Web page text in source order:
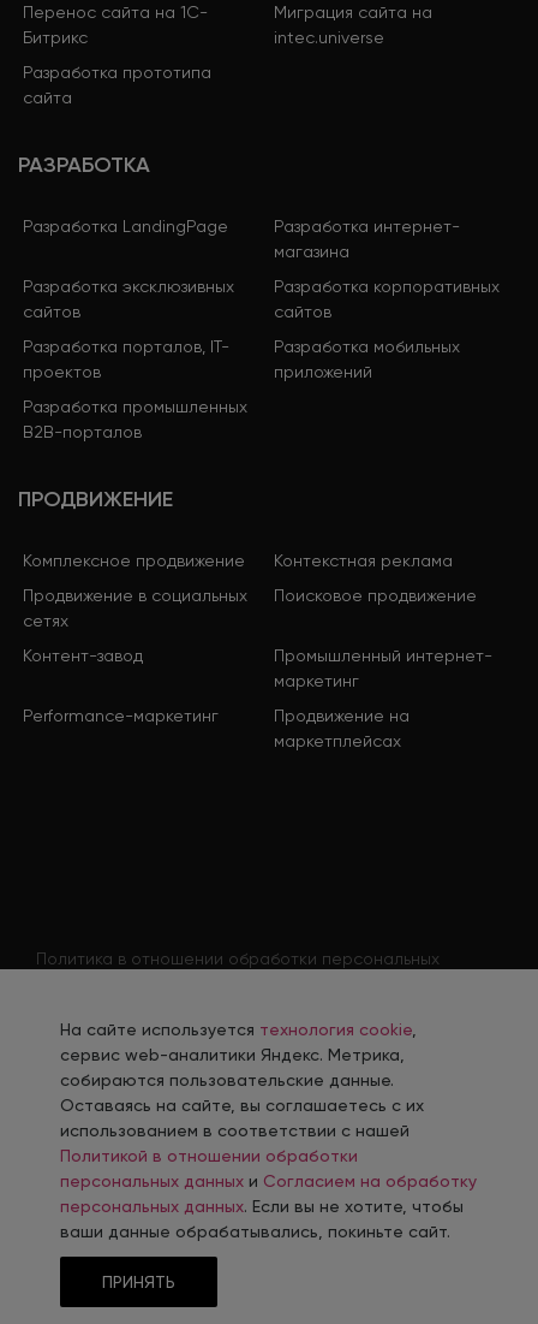
Перенос сайта на 1С-
Битрикс
Миграция сайта на
intec.universe
Разработка прототипа
сайта
РАЗРАБОТКА
Разработка LandingPage
Разработка интернет-
магазина
Разработка эксклюзивных
сайтов
Разработка корпоративных
сайтов
Разработка порталов, IT-
проектов
Разработка мобильных
приложений
Разработка промышленных
B2B-порталов
ПРОДВИЖЕНИЕ
Комплексное продвижение
Контекстная реклама
Продвижение в социальных
сетях
Поисковое продвижение
Контент-завод
Промышленный интернет-
маркетинг
Performance-маркетинг
Продвижение на
маркетплейсах
Политика в отношении обработки персональных
Согласие на обработку персональных данных
соискателя
Политика использования файлов cookie
Согласие на получение рекламной рассылки
Разработка, сопровождение и продвижение сайтов в г. Челябинск
На сайте используется технология cookie
сервис web-аналитики Яндекс. Метрика,
собираются пользовательские данные.
Оставаясь на сайте, вы соглашаетесь с их
использованием в соответствии с нашей
Политикой в отношении обработки
персональных данных и Согласием на обработку
персональных данных. Если вы не хотите, чтобы
ваши данные обрабатывались, покиньте сайт.
ПРИНЯТЬ